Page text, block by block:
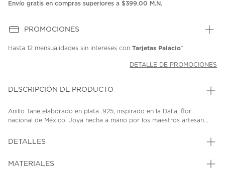
Envío gratis en compras superiores a $399.00 M.N.
PROMOCIONES
Hasta 12 mensualidades sin intereses con Tarjetas Palacio*
DETALLE DE PROMOCIONES
DESCRIPCIÓN DE PRODUCTO
Anillo Tane elaborado en plata .925, inspirado en la Dalia, flor
nacional de México. Joya hecha a mano por los maestros artesan...
DETALLES
MATERIALES